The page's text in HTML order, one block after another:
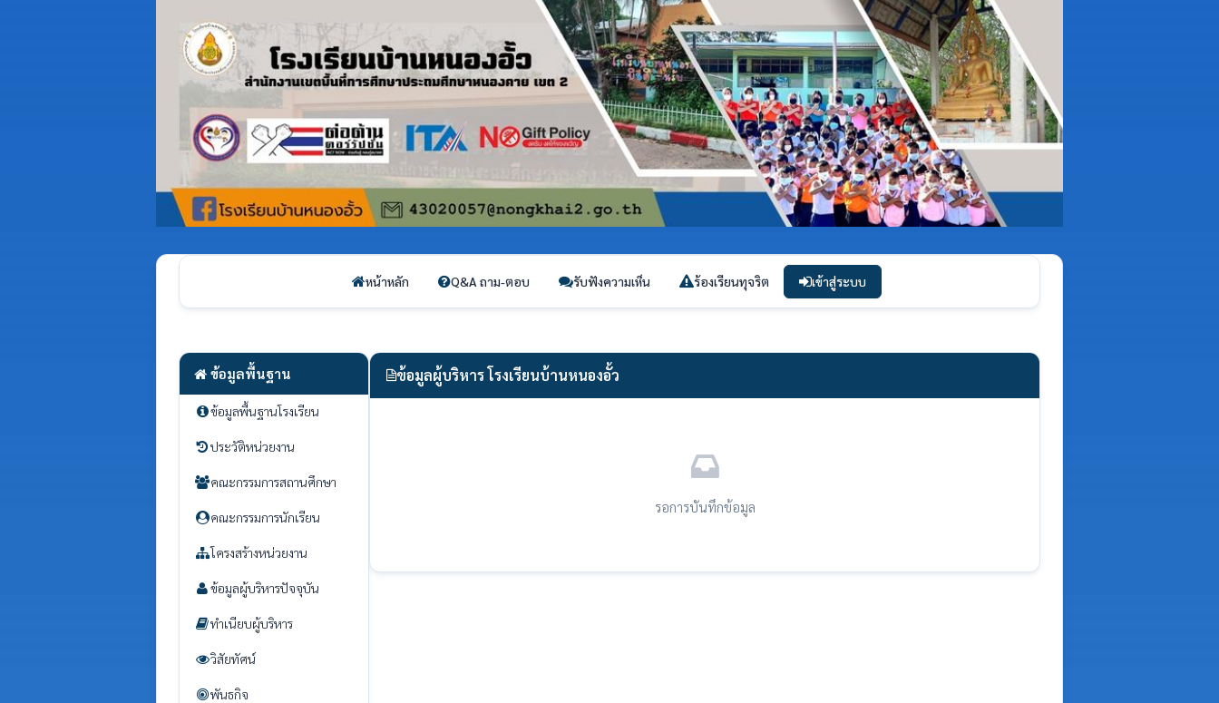
หน้าหลัก Q&A ถาม-ตอบ รับฟังความเห็น ร้องเรียนทุจริต เข้าสู่ระบบ
ข้อมูลพื้นฐาน
ข้อมูลพื้นฐานโรงเรียน
ประวัติหน่วยงาน
คณะกรรมการสถานศึกษา
คณะกรรมการนักเรียน
โครงสร้างหน่วยงาน
ข้อมูลผู้บริหารปัจจุบัน
ทำเนียบผู้บริหาร
วิสัยทัศน์
พันธกิจ
ข้อมูลผู้บริหาร โรงเรียนบ้านหนองอั้ว
รอการบันทึกข้อมูล